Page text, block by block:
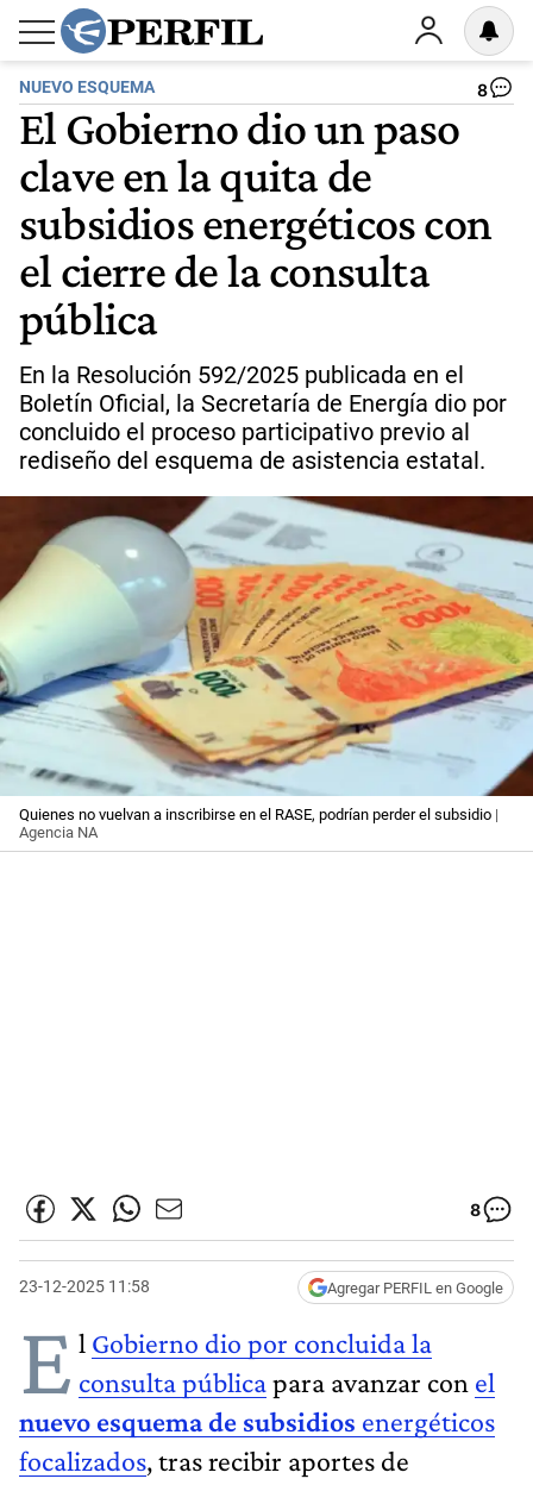
NUEVO ESQUEMA 8
El Gobierno dio un paso
clave en la quita de
subsidios energéticos con
el cierre de la consulta
pública
En la Resolución 592/2025 publicada en el
Boletín Oficial, la Secretaría de Energía dio por
concluido el proceso participativo previo al
rediseño del esquema de asistencia estatal.
Quienes no vuelvan a inscribirse en el RASE, podrían perder el subsidio |
Agencia NA
8
23-12-2025 11:58 Agregar PERFIL en Google
E l Gobierno dio por concluida la
consulta públicapara avanzar con el
nuevo esquema de subsidios energéticos
focalizados, tras recibir aportes de